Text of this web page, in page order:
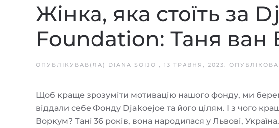
Жінка, яка стоїть за
Foundation: Таня ван
ОПУБЛІКУВАВ(ЛА) DIANA SOIJO 13 ТРАВНЯ, 2023 .
Щоб краще зрозуміти мотивацію нашого фонду, ми
віддали себе Фонду Djakoejoe та його цілям. І з чого
Воркум? Тані 36 років, вона народилася у Львові,